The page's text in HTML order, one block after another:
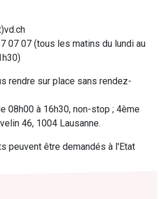
07 07 (tous les matins du lundi au
rendre sur place sans rendez-
08h00 à 16h30, non-stop ; 4ème
46, 1004 Lausanne.
peuvent être demandés à l'Etat